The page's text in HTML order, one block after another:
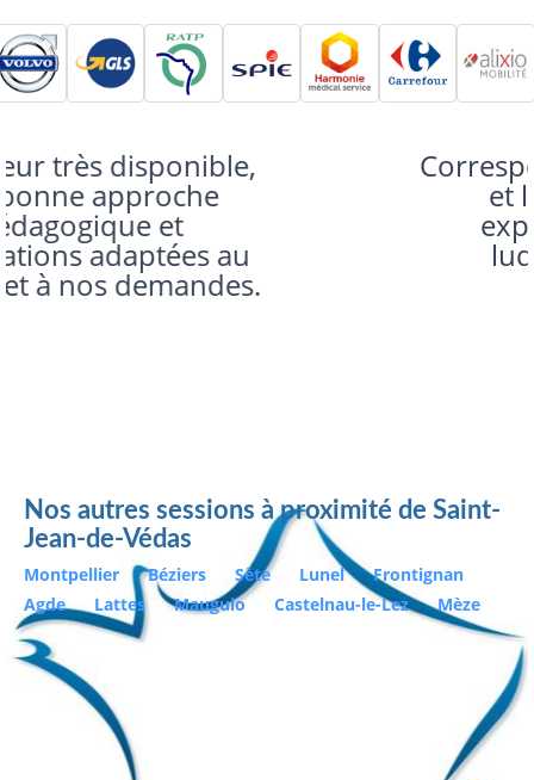
Correspond à mes attentes,
et les exercices et
explication ont été
ludiques et clairs
Nos autres sessions à proximité de Saint-
Jean-de-Védas
Montpellier Béziers Sète Lunel
Frontignan
Agde
Lattes Mauguio Castelnau-le-Lez Mèze